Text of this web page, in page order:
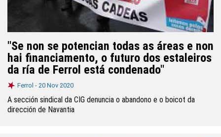
"Se non se potencian todas as áreas e non
hai financiamento, o futuro dos estaleiros
da ría de Ferrol está condenado"
Ferrol - 20 Nov 2020
A sección sindical da CIG denuncia o abandono e o boicot da
dirección de Navantia